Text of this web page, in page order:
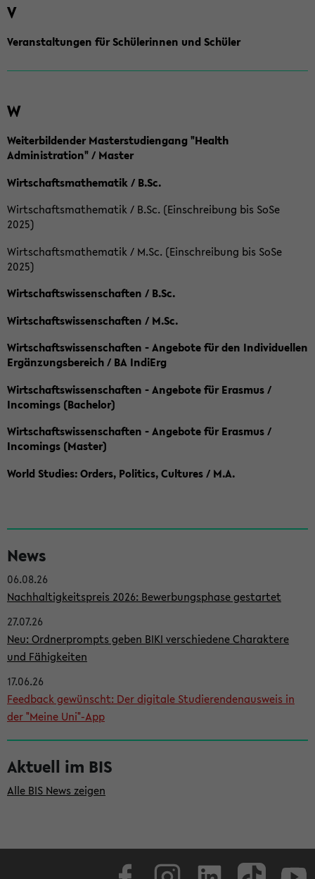
V
Veranstaltungen für Schülerinnen und Schüler
W
Weiterbildender Masterstudiengang "Health
Administration" / Master
Wirtschaftsmathematik / B.Sc.
Wirtschaftsmathematik / B.Sc. (Einschreibung bis SoSe
2025)
Wirtschaftsmathematik / M.Sc. (Einschreibung bis SoSe
2025)
Wirtschaftswissenschaften / B.Sc.
Wirtschaftswissenschaften / M.Sc.
Wirtschaftswissenschaften - Angebote für den Individuellen
Ergänzungsbereich / BA IndiErg
Wirtschaftswissenschaften - Angebote für Erasmus /
Incomings (Bachelor)
Wirtschaftswissenschaften - Angebote für Erasmus /
Incomings (Master)
World Studies: Orders, Politics, Cultures / M.A.
e
i
t
e
n
l
e
i
s
t
e
News
06.08.26
Nachhaltigkeitspreis 2026: Bewerbungsphase gestartet
27.07.26
Neu: Ordnerprompts geben BIKI verschiedene Charaktere
und Fähigkeiten
17.06.26
Feedback gewünscht: Der digitale Studierendenausweis in
der "Meine Uni"-App
Aktuell im BIS
Alle BIS News zeigen